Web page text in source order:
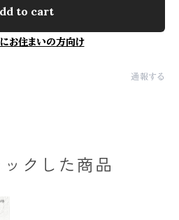
to cart
お住まいの方向け
通報する
クした商品